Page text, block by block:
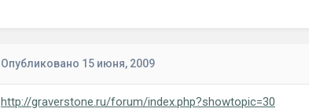
Опубликовано 15 июня, 2009
http://graverstone.ru/forum/index.php?showtopic=30